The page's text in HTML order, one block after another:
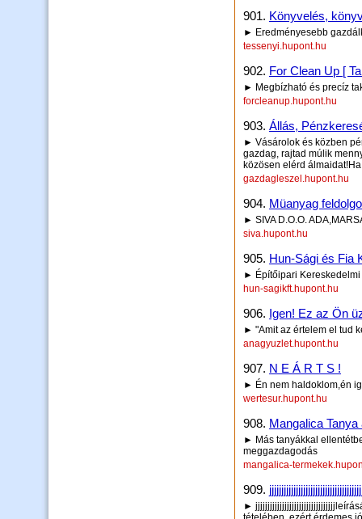
901. Könyvelés,
► Eredményesebb
tessenyi.hupont.hu
902. For Clean Up [
► Megbízható és precíz
forcleanup.hupont.hu
903. Állás,
► Vásárolok és közben
gazdag, rajtad múlik
közösen elérd
gazdagleszel.hupont.hu
904. Müanyag
► SIVA D.O.O.
siva.hupont.hu
905. Hun-Sági és Fia
► Építőipari Kereskedelmi
hun-sagikft.hupont.hu
906. Igen! Ez az Ön
► "Amit az értelem el tud
anagyuzlet.hupont.hu
907. N E Á R T S !
► Én nem haldoklom,én
wertesur.hupont.hu
908. Mangalica
► Más tanyákkal
meggazdagodás
mangalica-
909.
►